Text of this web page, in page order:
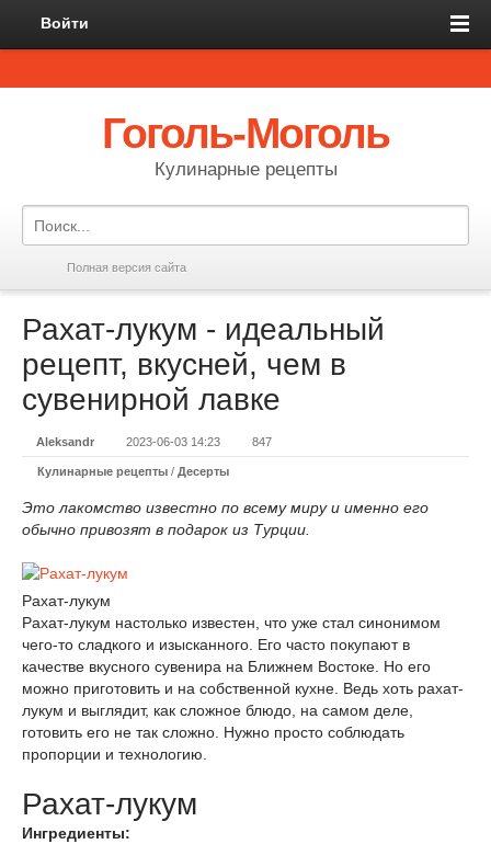
Войти
Гоголь-Моголь
Кулинарные рецепты
Полная версия сайта
Рахат-лукум - идеальный
рецепт, вкусней, чем в
сувенирной лавке
Aleksandr 2023-06-03 14:23 847
Кулинарные рецепты / Десерты
Это лакомство известно по всему миру и именно его
обычно привозят в подарок из Турции.
Рахат-лукум
Рахат-лукум настолько известен, что уже стал синонимом
чего-то сладкого и изысканного. Его часто покупают в
качестве вкусного сувенира на Ближнем Востоке. Но его
можно приготовить и на собственной кухне. Ведь хоть рахат-
лукум и выглядит, как сложное блюдо, на самом деле,
готовить его не так сложно. Нужно просто соблюдать
пропорции и технологию.
Рахат-лукум
Ингредиенты: